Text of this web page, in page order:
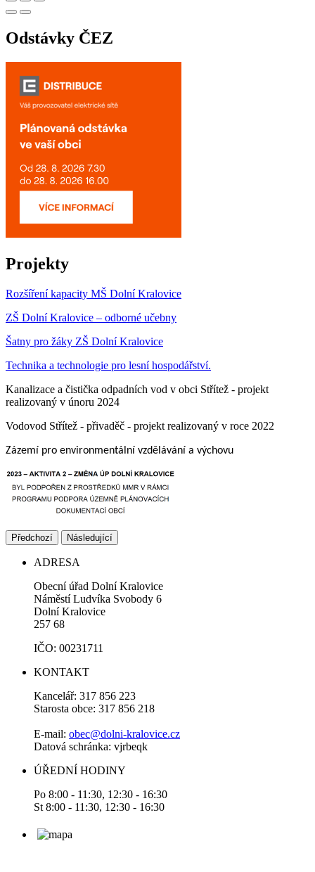
Odstávky ČEZ
Projekty
Rozšíření kapacity MŠ Dolní Kralovice
ZŠ Dolní Kralovice – odborné učebny
Šatny pro žáky ZŠ Dolní Kralovice
Technika a technologie pro lesní hospodářství.
Kanalizace a čistička odpadních vod v obci Střítež - projekt
realizovaný v únoru 2024
Vodovod Střítež - přivaděč - projekt realizovaný v roce 2022
Zázemí pro environmentální vzdělávání a výchovu
Předchozí Následující
ADRESA
Obecní úřad Dolní Kralovice
Náměstí Ludvíka Svobody 6
Dolní Kralovice
257 68
IČO: 00231711
KONTAKT
Kancelář: 317 856 223
Starosta obce: 317 856 218
E-mail: obec@dolni-kralovice.cz
Datová schránka: vjrbeqk
ÚŘEDNÍ HODINY
Po 8:00 - 11:30, 12:30 - 16:30
St 8:00 - 11:30, 12:30 - 16:30